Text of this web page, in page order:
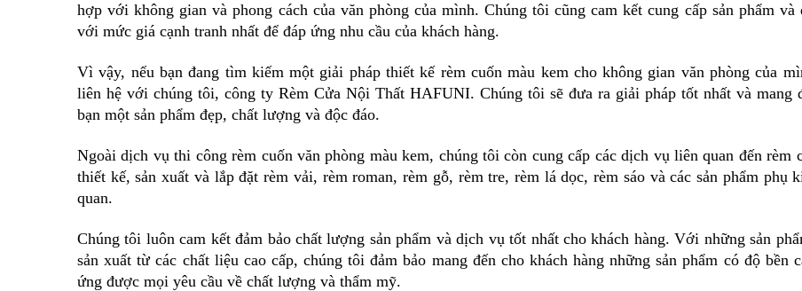
hợp với không gian và phong cách của văn phòng của mình. Chúng tôi cũng cam kết cung cấp sản phẩm và
với mức giá cạnh tranh nhất để đáp ứng nhu cầu của khách hàng.
Vì vậy, nếu bạn đang tìm kiếm một giải pháp thiết kế rèm cuốn màu kem cho không gian văn phòng của
liên hệ với chúng tôi, công ty Rèm Cửa Nội Thất HAFUNI. Chúng tôi sẽ đưa ra giải pháp tốt nhất và mang
bạn một sản phẩm đẹp, chất lượng và độc đáo.
Ngoài dịch vụ thi công rèm cuốn văn phòng màu kem, chúng tôi còn cung cấp các dịch vụ liên quan đến rèm
thiết kế, sản xuất và lắp đặt rèm vải, rèm roman, rèm gỗ, rèm tre, rèm lá dọc, rèm sáo và các sản phẩm phụ
quan.
Chúng tôi luôn cam kết đảm bảo chất lượng sản phẩm và dịch vụ tốt nhất cho khách hàng. Với những sản
sản xuất từ các chất liệu cao cấp, chúng tôi đảm bảo mang đến cho khách hàng những sản phẩm có độ bền
ứng được mọi yêu cầu về chất lượng và thẩm mỹ.